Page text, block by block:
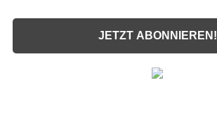
JETZT ABONNIEREN!